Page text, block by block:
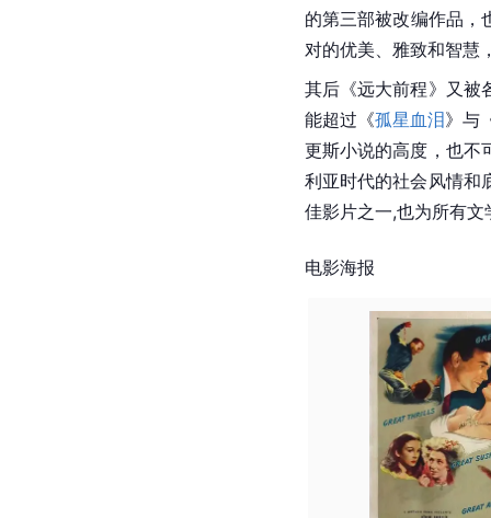
的第三部被改编作品，
对的优美、雅致和智慧
其后《远大前程》又被
能超过《孤星血泪》与
更斯小说的高度，也不
利亚时代的社会风情和
佳影片之一,也为所有
电影海报